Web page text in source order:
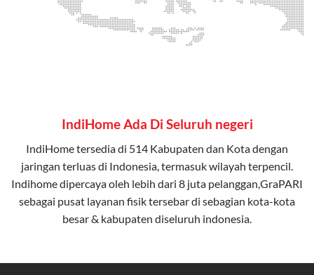
IndiHome Ada Di Seluruh negeri
IndiHome tersedia di 514 Kabupaten dan Kota dengan
jaringan terluas di Indonesia, termasuk wilayah terpencil.
Indihome dipercaya oleh lebih dari 8 juta pelanggan,GraPARI
sebagai pusat layanan fisik tersebar di sebagian kota-kota
besar & kabupaten diseluruh indonesia.